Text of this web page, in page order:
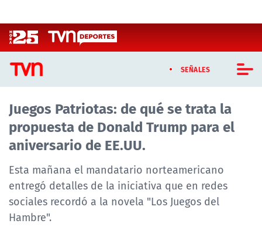
SEÑALES
CASTING MASTERCHEF CHILE
CASTING TVN VERTICAL
TVN VERTICAL
TVN PLAY
PROGRAMAS
Juegos Patriotas: de qué se trata la
propuesta de Donald Trump para el
aniversario de EE.UU.
Esta mañana el mandatario norteamericano
entregó detalles de la iniciativa que en redes
sociales recordó a la novela "Los Juegos del
Hambre".